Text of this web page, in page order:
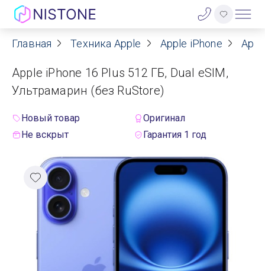
Акции
О нас
Договор оферты
Реквизиты
Контакты
Главная Техника Apple Apple iPhone
Apple iPhone 16 Plus 512 ГБ, Dual eSIM,
Ультрамарин (без RuStore)
Новый товар
Оригинал
Не вскрыт
Гарантия 1 год